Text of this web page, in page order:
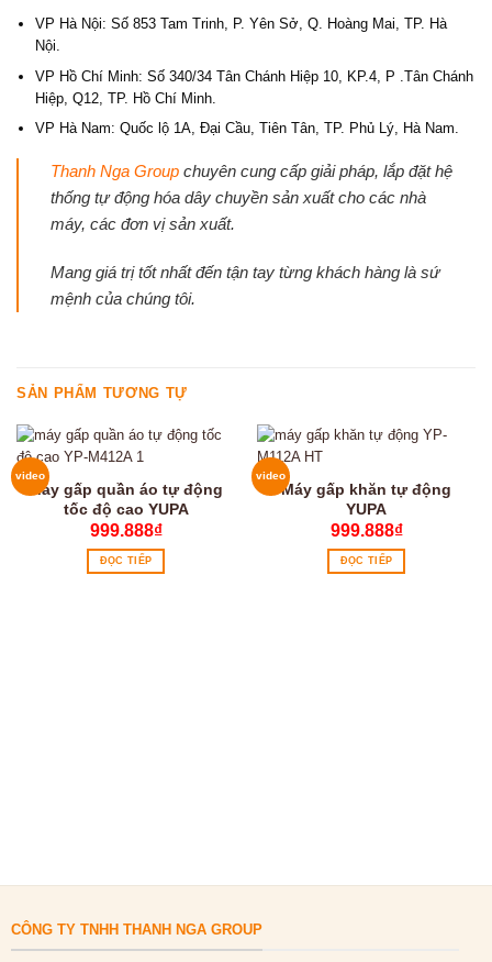
VP Hà Nội: Số 853 Tam Trinh, P. Yên Sở, Q. Hoàng Mai, TP. Hà
Nội.
VP Hồ Chí Minh: Số 340/34 Tân Chánh Hiệp 10, KP.4, P .Tân Chánh
Hiệp, Q12, TP. Hồ Chí Minh.
VP Hà Nam: Quốc lộ 1A, Đại Cầu, Tiên Tân, TP. Phủ Lý, Hà Nam.
Thanh Nga Group chuyên cung cấp giải pháp, lắp đặt hệ
thống tự động hóa dây chuyền sản xuất cho các nhà
máy, các đơn vị sản xuất.
Mang giá trị tốt nhất đến tận tay từng khách hàng là sứ
mệnh của chúng tôi.
SẢN PHẨM TƯƠNG TỰ
video
Máy gấp quần áo tự động
tốc độ cao YUPA
999.888₫
ĐỌC TIẾP
video
Máy gấp khăn tự động
YUPA
999.888₫
ĐỌC TIẾP
CÔNG TY TNHH THANH NGA GROUP